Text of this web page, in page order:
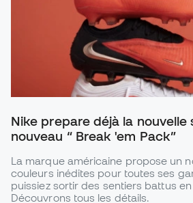
Nike prepare déjà la nouvelle
nouveau “ Break 'em Pack”
La marque américaine propose un
couleurs inédites pour toutes ses
puissiez sortir des sentiers battus
Découvrons tous les détails.